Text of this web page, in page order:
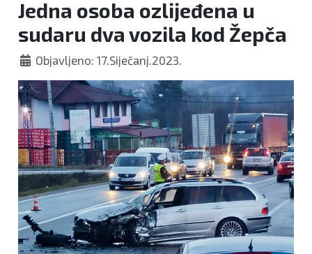
Jedna osoba ozlijeđena u
sudaru dva vozila kod Žepča
Objavljeno: 17.Siječanj.2023.